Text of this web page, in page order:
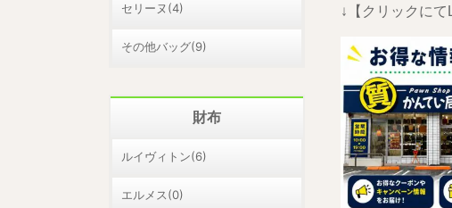
↓【クリックに
セリーヌ(4)
その他バッグ(9)
財布
ルイヴィトン(6)
エルメス(0)